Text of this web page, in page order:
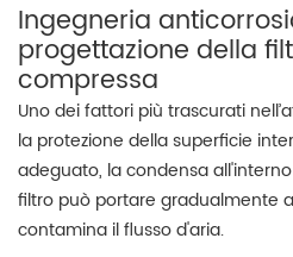
Ingegneria
progettazione della
compressa
Uno dei fattori più trascurati
la protezione della superficie
adeguato, la condensa
filtro può portare gradualmente
contamina il flusso d'aria.